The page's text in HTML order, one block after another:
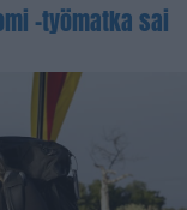
-työmatka sai